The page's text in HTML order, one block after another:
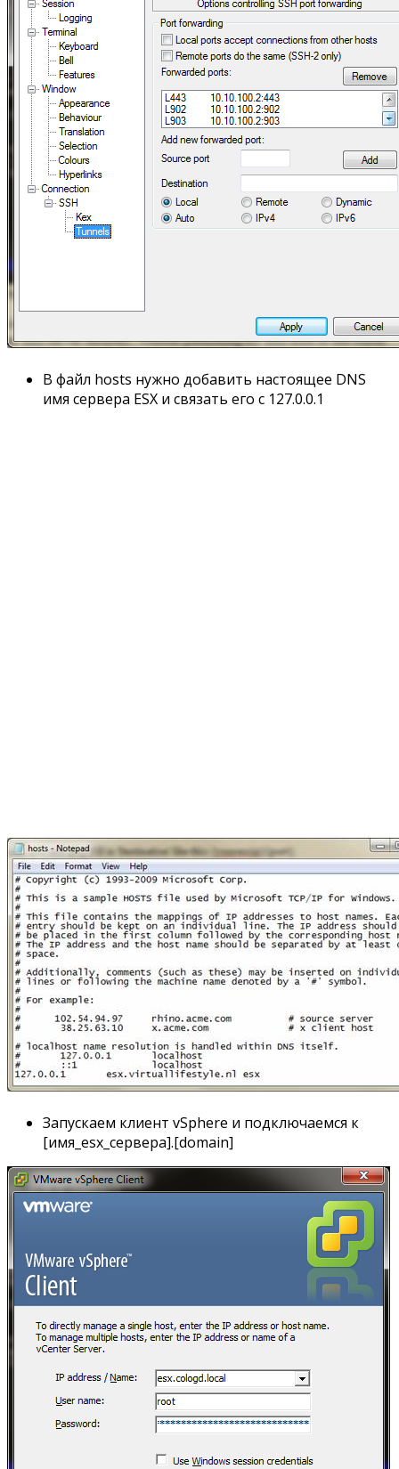
В файл hosts нужно добавить настоящее DNS
имя сервера ESX и связать его с 127.0.0.1
Запускаем клиент vSphere и подключаемся к
[имя_esx_сервера].[domain]